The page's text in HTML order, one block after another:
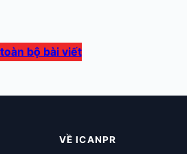
bộ bài viết
VỀ ICANPR